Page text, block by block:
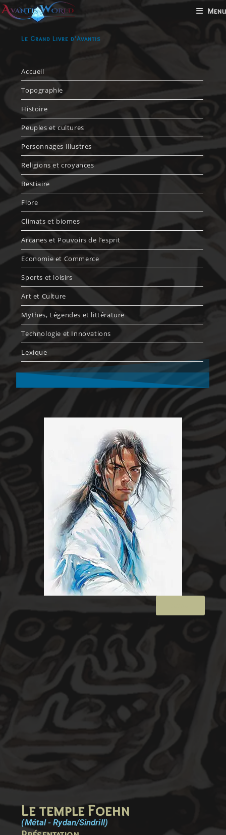
Menu
Le Grand Livre d'Avantis
Accueil
Topographie
Histoire
Peuples et cultures
Personnages Illustres
Religions et croyances
Bestiaire
Flore
Climats et biomes
Arcanes et Pouvoirs de l’esprit
Economie et Commerce
Sports et loisirs
Art et Culture
Mythes, Légendes et littérature
Technologie et Innovations
Lexique
Le temple Foehn
(Métal - Rydan/Sindrill)